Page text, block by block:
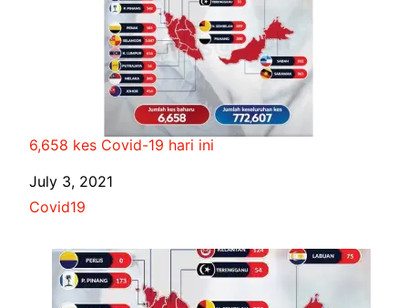
6,658 kes Covid-19 hari ini
Date
July 3, 2021
In relation to
Covid19